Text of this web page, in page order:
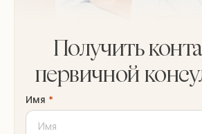
Получить
первичной
Имя *